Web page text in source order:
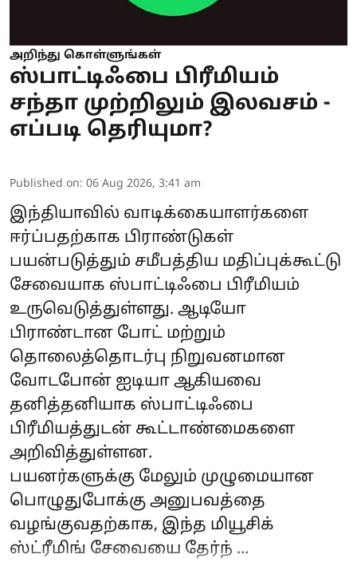
அறிந்து கொள்ளுங்கள்
ஸ்பாட்டிஃபை பிரீமியம்
சந்தா முற்றிலும் இலவசம் -
எப்படி தெரியுமா?
Published on: 06 Aug 2026, 3:41 am
இந்தியாவில் வாடிக்கையாளர்களை
ஈர்ப்பதற்காக பிராண்டுகள்
பயன்படுத்தும் சமீபத்திய மதிப்புக்கூட்டு
சேவையாக ஸ்பாட்டிஃபை பிரீமியம்
உருவெடுத்துள்ளது. ஆடியோ
பிராண்டான போட் மற்றும்
தொலைத்தொடர்பு நிறுவனமான
வோடபோன் ஐடியா ஆகியவை
தனித்தனியாக ஸ்பாட்டிஃபை
பிரீமியத்துடன் கூட்டாண்மைகளை
அறிவித்துள்ளன.
பயனர்களுக்கு மேலும் முழுமையான
பொழுதுபோக்கு அனுபவத்தை
வழங்குவதற்காக, இந்த மியூசிக்
ஸ்ட்ரீமிங் சேவையை தேர்ந் ...